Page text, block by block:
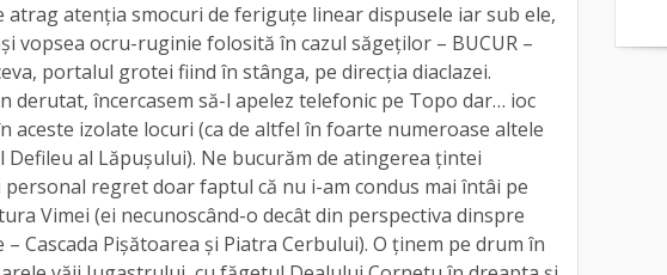
atrag atenția smocuri de feriguțe linear dispusele iar sub ele,
vopsea ocru-ruginie folosită în cazul săgeților – BUCUR –
portalul grotei fiind în stânga, pe direcția diaclazei.
derutat, încercasem să-l apelez telefonic pe Topo dar… ioc
aceste izolate locuri (ca de altfel în foarte numeroase altele
Defileu al Lăpușului). Ne bucurăm de atingerea țintei
regret doar faptul că nu i-am condus mai întâi pe
Vimei (ei necunoscând-o decât din perspectiva dinspre
– Cascada Pișătoarea şi Piatra Cerbului). O ținem pe drum în